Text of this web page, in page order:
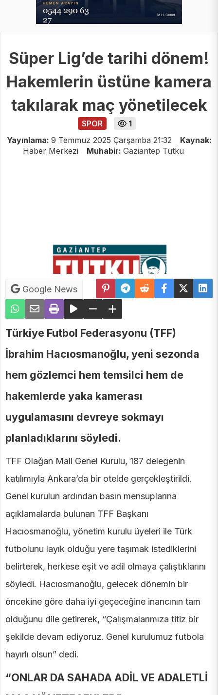
Süper Lig’de tarihi dönem!
Hakemlerin üstüne kamera
takılarak maç yönetilecek
SPOR
1
Yayınlama: 9 Temmuz 2025 Çarşamba 21:32
Kaynak:
Haber Merkezi
Muhabir: Gaziantep Tutku
Google News
Türkiye Futbol Federasyonu (TFF)
İbrahim Hacıosmanoğlu, yeni sezonda
hem gözlemci hem temsilci hem de
hakemlerde yaka kamerası
uygulamasını devreye sokmayı
planladıklarını söyledi.
TFF Olağan Mali Genel Kurulu, 187 delegenin
katılımıyla Ankara’da bir otelde gerçekleştirildi.
Genel kurulun ardından basın mensuplarına
açıklamalarda bulunan TFF Başkanı
Hacıosmanoğlu, yönetim kurulu üyeleri ile Türk
futbolunu layık olduğu yere taşımak istediklerini
belirterek, herkese eşit ve adil olmaya çalıştıklarını
söyledi. Hacıosmanoğlu, gelecek dönemin bir
öncekine göre daha iyi geçeceğine inancının tam
olduğunu dile getirerek, “Çalışmalarımıza titiz bir
şekilde devam ediyoruz. Genel kurulumuz futbola
hayırlı olsun” dedi.
“ONLAR DA SAHADA ADİL VE ADALETLİ